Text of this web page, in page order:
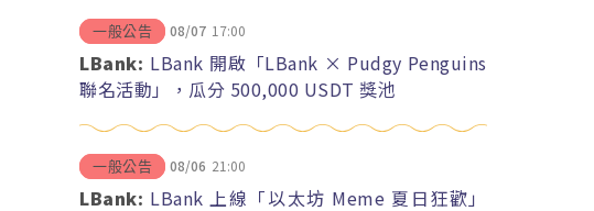
一般公告 08/07 17:00
LBank: LBank 開啟「LBank × Pudgy Penguins
聯名活動」，瓜分 500,000 USDT 獎池
一般公告 08/06 21:00
LBank: LBank 上線「以太坊 Meme 夏日狂歡」